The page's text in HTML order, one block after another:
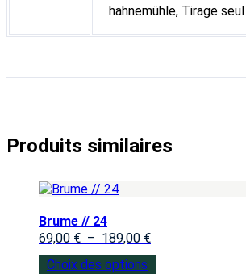
hahnemühle, Tirage
Produits similaires
Brume // 24
69,00 € – 189,00 €
Choix des options